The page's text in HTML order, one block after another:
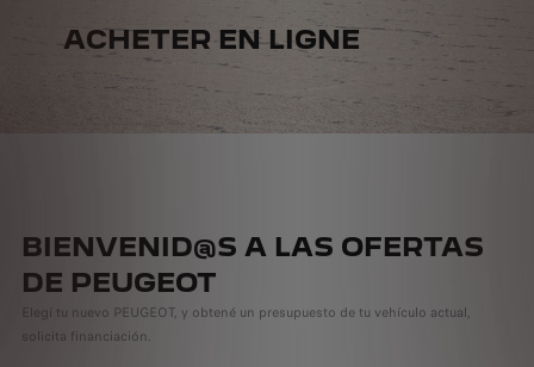
ACHETER EN LIGNE
BIENVENID@S A LAS OFERTAS
DE PEUGEOT
Elegí tu nuevo PEUGEOT, y obtené un presupuesto de tu vehículo actual,
solicita financiación.